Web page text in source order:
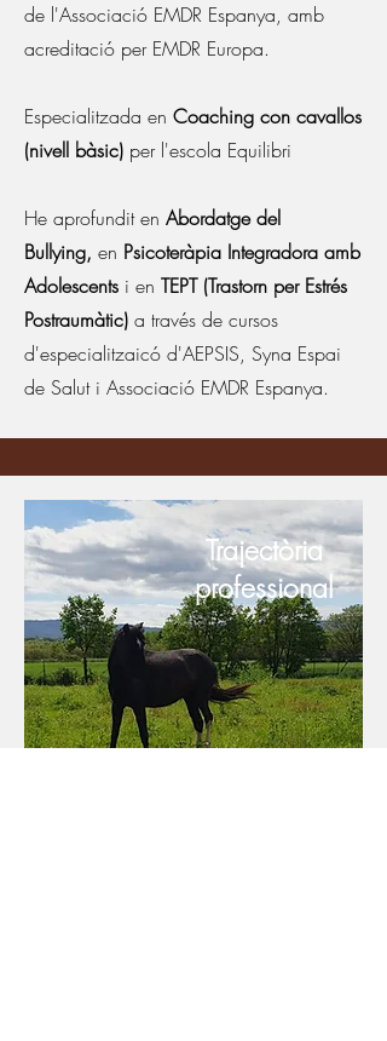
de l'Associació EMDR Espanya, amb
acreditació per EMDR Europa.
Especialitzada en Coaching con cavallos
(nivell bàsic) per l'escola Equilibri
He aprofundit en Abordatge del
Bullying, en Psicoteràpia Integradora amb
Adolescents i en TEPT (Trastorn per Estrés
Postraumàtic) a través de cursos
d'especialitzaicó d'AEPSIS, Syna Espai
de Salut i Associació EMDR Espanya.​
Trajectòria
professional